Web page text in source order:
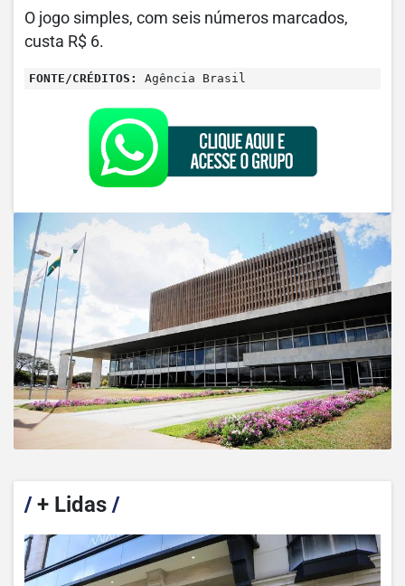
O jogo simples, com seis números marcados,
custa R$ 6.
FONTE/CRÉDITOS: Agência Brasil
/+ Lidas /